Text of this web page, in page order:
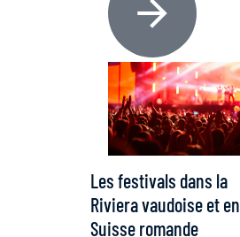
Les festivals dans la
Riviera vaudoise et en
Suisse romande